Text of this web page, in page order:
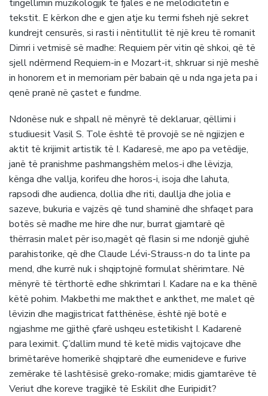
tingëllimin muzikologjik të fjalës e në melodicitetin e
tekstit. E kërkon dhe e gjen atje ku termi fsheh një sekret
kundrejt censurës, si rasti i nëntitullit të një kreu të romanit
Dimri i vetmisë së madhe: Requiem për vitin që shkoi, që të
sjell ndërmend Requiem-in e Mozart-it, shkruar si një meshë
in honorem et in memoriam për babain që u nda nga jeta pa i
qenë pranë në çastet e fundme.
Ndonëse nuk e shpall në mënyrë të deklaruar, qëllimi i
studiuesit Vasil S. Tole është të provojë se në ngjizjen e
aktit të krijimit artistik të I. Kadaresë, me apo pa vetëdije,
janë të pranishme pashmangshëm melos-i dhe lëvizja,
kënga dhe vallja, korifeu dhe horos-i, isoja dhe lahuta,
rapsodi dhe audienca, dollia dhe riti, daullja dhe jolia e
sazeve, bukuria e vajzës që tund shaminë dhe shfaqet para
botës së madhe me hire dhe nur, burrat gjamtarë që
thërrasin malet për iso,magët që flasin si me ndonjë gjuhë
parahistorike, që dhe Claude Lévi-Strauss-n do ta linte pa
mend, dhe kurrë nuk i shqiptojnë formulat shërimtare. Në
mënyrë të tërthortë edhe shkrimtari I. Kadare na e ka thënë
këtë pohim. Makbethi me makthet e ankthet, me malet që
lëvizin dhe magjistricat fatthënëse, është një botë e
ngjashme me gjithë çfarë ushqeu estetikisht I. Kadarenë
para leximit. Ç’dallim mund të ketë midis vajtojcave dhe
brimëtarëve homerikë shqiptarë dhe eumenideve e furive
zemërake të lashtësisë greko-romake; midis gjamtarëve të
Veriut dhe koreve tragjikë të Eskilit dhe Euripidit?